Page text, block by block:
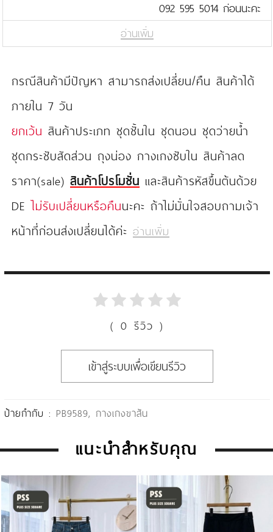
092 595 5014 ก่อนนะคะ
อ่านเพิ่ม
กรณีสินค้ามีปัญหา สามารถส่งเปลี่ยน/คืน สินค้าได้
ภายใน 7 วัน
ยกเว้น สินค้าประเภท ชุดชั้นใน ชุดนอน ชุดว่ายน้ำ
ชุดกระชับสัดส่วน ถุงน่อง กางเกงซับใน สินค้าลด
ราคา(sale) สินค้าโปรโมชั่น และสินค้ารหัสขึ้นต้นด้วย
DE ไม่รับเปลี่ยนหรือคืนนะคะ ถ้าไม่มั่นใจสอบถามเจ้า
หน้าที่ก่อนส่งเปลี่ยนได้ค่ะ อ่านเพิ่ม
( 0 รีวิว )
เข้าสู่ระบบเพื่อเขียนรีวิว
ป้ายกำกับ :PB9589,กางเกงขาส้น
แนะนำสำหรับคุณ